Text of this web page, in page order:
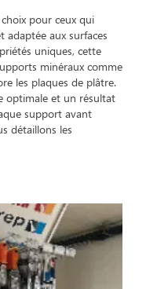
pour ceux qui
adaptée aux surfaces
uniques, cette
minéraux comme
les plaques de plâtre.
optimale et un résultat
support avant
détaillons les